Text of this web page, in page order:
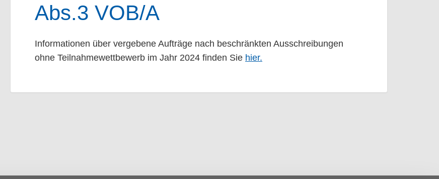
Abs.3 VOB/A
Informationen über vergebene Aufträge nach beschränkten Ausschreibungen
ohne Teilnahmewettbewerb im Jahr 2024 finden Sie hier.